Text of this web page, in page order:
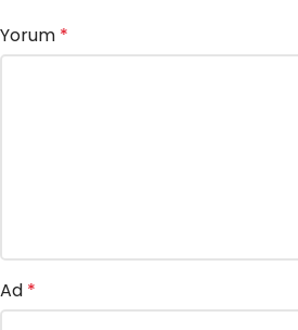
Yorum *
Ad *